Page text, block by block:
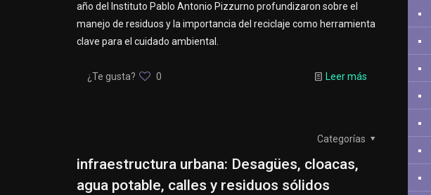
año del Instituto Pablo Antonio Pizzurno profundizaron sobre el
manejo de residuos y la importancia del reciclaje como herramienta
clave para el cuidado ambiental.
¿Te gusta? 0 Leer más
Categorías
infraestructura urbana: Desagües, cloacas,
agua potable, calles y residuos sólidos